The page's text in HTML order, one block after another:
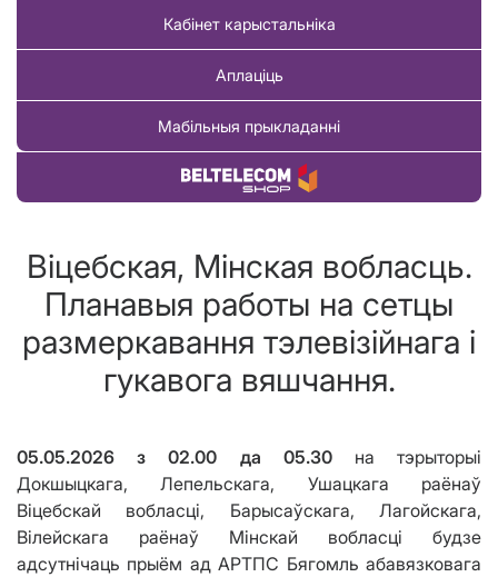
Кабінет карыстальніка
Аплаціць
Мабільныя прыкладанні
Купіць тавар
Віцебская, Мінская вобласць.
Планавыя работы на сетцы
размеркавання тэлевізійнага і
гукавога вяшчання.
05.05.2026з 02.00 да 05.30 на тэрыторыі
Докшыцкага, Лепельскага, Ушацкага раёнаў
Віцебскай вобласці, Барысаўскага, Лагойскага,
Вілейскага раёнаў Мінскай вобласці будзе
адсутнічаць прыём ад АРТПС Бягомль абавязковага